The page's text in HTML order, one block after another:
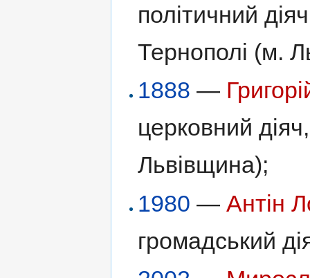
політичний
Тернополі (м.
1888 —
церковний
Львівщина);
1980 — Антін
громадський